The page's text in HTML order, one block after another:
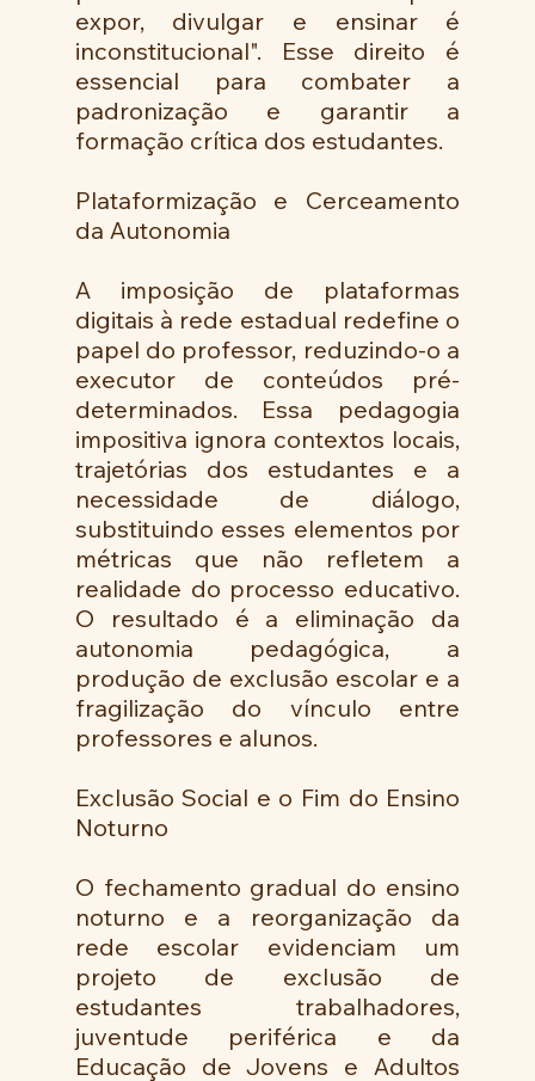
expor, divulgar e ensinar é
inconstitucional". Esse direito é
essencial para combater a
padronização e garantir a
formação crítica dos estudantes.
Plataformização e Cerceamento
da Autonomia
A imposição de plataformas
digitais à rede estadual redefine o
papel do professor, reduzindo-o a
executor de conteúdos pré-
determinados. Essa pedagogia
impositiva ignora contextos locais,
trajetórias dos estudantes e a
necessidade de diálogo,
substituindo esses elementos por
métricas que não refletem a
realidade do processo educativo.
O resultado é a eliminação da
autonomia pedagógica, a
produção de exclusão escolar e a
fragilização do vínculo entre
professores e alunos.
Exclusão Social e o Fim do Ensino
Noturno
O fechamento gradual do ensino
noturno e a reorganização da
rede escolar evidenciam um
projeto de exclusão de
estudantes trabalhadores,
juventude periférica e da
Educação de Jovens e Adultos